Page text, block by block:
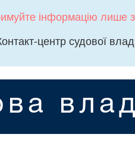
інформацію лише
центр судової